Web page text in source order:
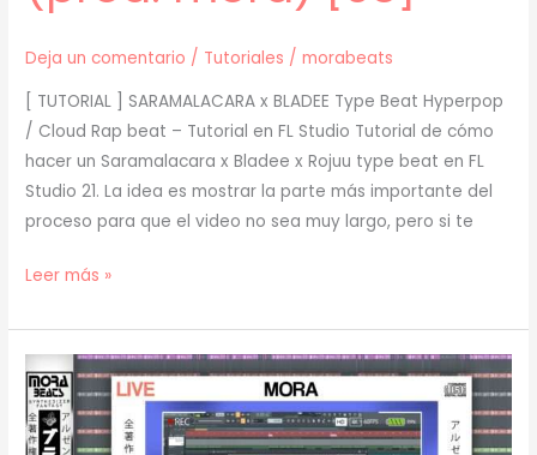
Deja un comentario / Tutoriales /morabeats
[ TUTORIAL ] SARAMALACARA x BLADEE Type Beat Hyperpop
/ Cloud Rap beat – Tutorial en FL Studio Tutorial de cómo
hacer un Saramalacara x Bladee x Rojuu type beat en FL
Studio 21. La idea es mostrar la parte más importante del
proceso para que el video no sea muy largo, pero si te
[
]
Cómo
hacer
SARAMALACARA
Leer más »